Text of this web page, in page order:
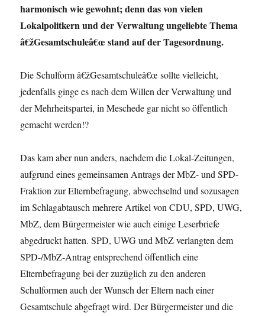
harmonisch wie gewohnt; denn das von vielen
Lokalpolitkern und der Verwaltung ungeliebte Thema
â€žGesamtschuleâ€œstand auf der Tagesordnung.
Die Schulform â€žGesamtschuleâ€œ sollte vielleicht,
jedenfalls ginge esnach dem Willen der Verwaltung und
der Mehrheitspartei, in Meschede garnicht so öffentlich
gemacht werden!?
Das kam aber nun anders, nachdem die Lokal-Zeitungen,
aufgrund eines gemeinsamen Antrags der MbZ- und SPD-
Fraktion zur Elternbefragung,abwechselnd und sozusagen
im Schlagabtausch mehrere Artikel von CDU,SPD, UWG,
MbZ, dem Bürgermeister wie auch einige Leserbriefe
abgedruckthatten. SPD, UWG und MbZ verlangten dem
SPD-/MbZ-Antrag entsprechendöffentlich eine
Elternbefragung bei der zuzüglich zu den anderen
Schulformen auch der Wunsch der Eltern nach einer
Gesamtschule abgefragtwird. Der Bürgermeister und die